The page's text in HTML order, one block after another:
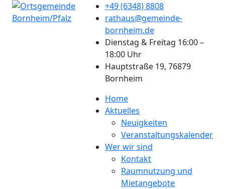
+49 (6348) 8808
rathaus@gemeinde-
bornheim.de
Dienstag & Freitag 16:00 –
18:00 Uhr
Hauptstraße 19, 76879
Bornheim
Home
Aktuelles
Neuigkeiten
Veranstaltungskalender
Wer wir sind
Kontakt
Raumnutzung und
Mietangebote